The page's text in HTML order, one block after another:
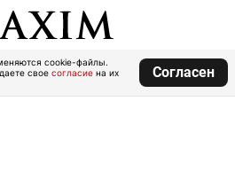
cookie-файлы.
свое согласие на их
Согласен